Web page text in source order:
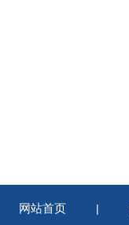
网站首页 |